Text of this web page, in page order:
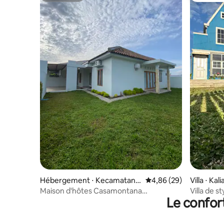
Hébergement ⋅ Kecamatan
Mertoyudan
Évaluation moyenne
4,86 (29)
Maison d'hôtes Casamontana
Villa ⋅
Villa de
Le